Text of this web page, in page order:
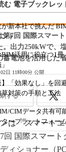
第7回 国際スマー
。出力250kWで、
蓄電池を活用した
日 11時00分 公開
する
は「スマートエ
回 国際スマー
ィショナー（
む 電子ブックレッ
新本社で挑んだ
ト
BIM活用に役立つ1
】「効果なし」を回
草対策の手順と工法
CIMデータ共有可
ープラットフォー